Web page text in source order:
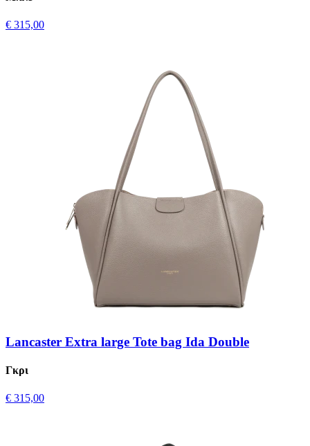
€ 315,00
Lancaster Extra large Tote bag Ida Double
Γκρι
€ 315,00